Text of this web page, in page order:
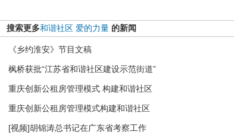
搜索更多和谐社区 爱的力量 的新闻
《乡约淮安》节目文稿
枫桥获批“江苏省和谐社区建设示范街道”
重庆创新公租房管理模式 构建和谐社区
重庆创新公租房管理模式构建和谐社区
[视频]胡锦涛总书记在广东省考察工作